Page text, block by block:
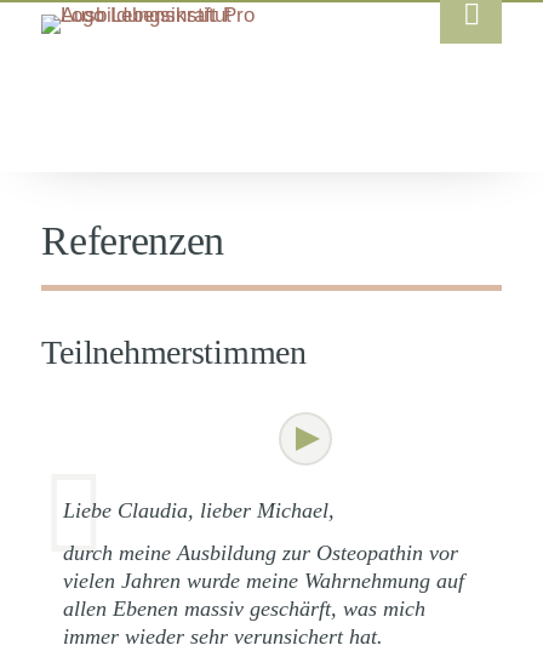
Referenzen
Teilnehmerstimmen
Liebe Claudia, lieber Michael,
durch meine Ausbildung zur Osteopathin vor
vielen Jahren wurde meine Wahrnehmung auf
allen Ebenen massiv geschärft, was mich
immer wieder sehr verunsichert hat.